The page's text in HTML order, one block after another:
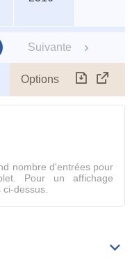
Suivante
Options
le
nombre d'entrées pour
Pour un affichage
dessus.